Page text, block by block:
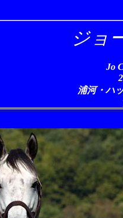
ジョ
Jo
浦河・ハ